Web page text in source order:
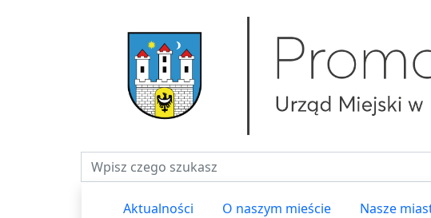
Fraza do wyszukiwania
Aktualności O naszym mieście Nasze